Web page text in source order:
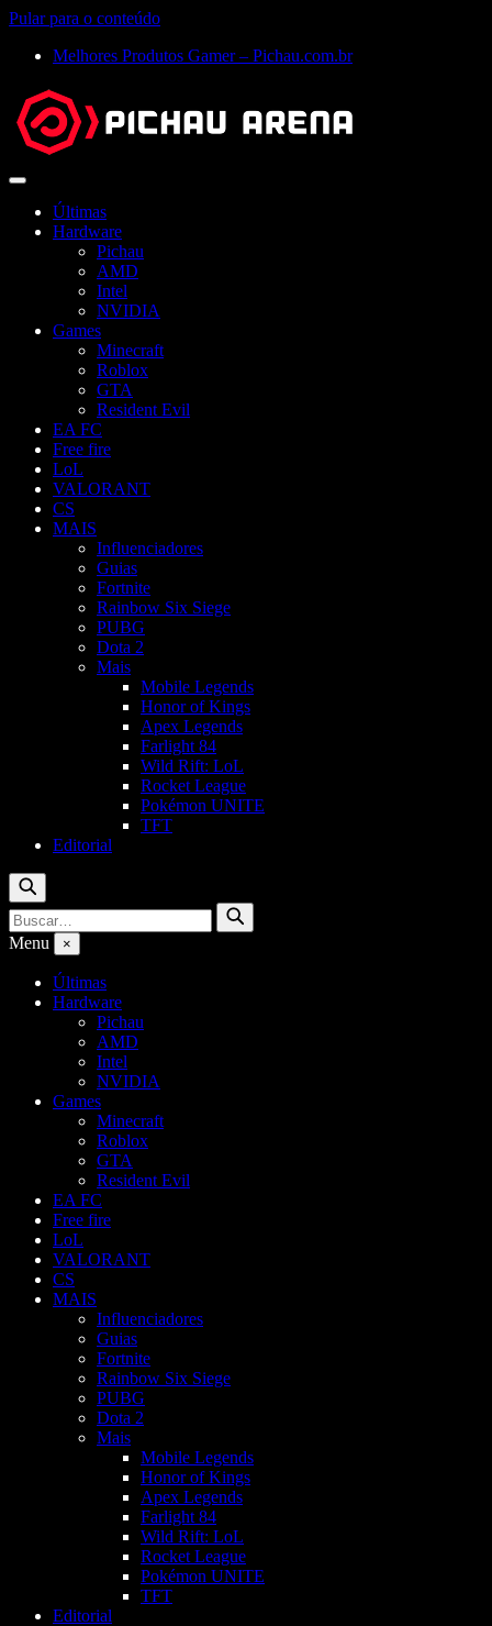
Pular para o conteúdo
Melhores Produtos Gamer – Pichau.com.br
Abrir
Últimas
Hardware
Pichau
AMD
Intel
NVIDIA
Games
Minecraft
Roblox
GTA
Resident Evil
EA FC
Free fire
LoL
VALORANT
CS
MAIS
Influenciadores
Guias
Fortnite
Rainbow Six Siege
PUBG
Dota 2
Mais
Mobile Legends
Honor of Kings
Apex Legends
Farlight 84
Wild Rift: LoL
Rocket League
Pokémon UNITE
TFT
Editorial
Buscar
Buscar
por:
Buscar
Menu ×
Últimas
Hardware
Pichau
AMD
Intel
NVIDIA
Games
Minecraft
Roblox
GTA
Resident Evil
EA FC
Free fire
LoL
VALORANT
CS
MAIS
Influenciadores
Guias
Fortnite
Rainbow Six Siege
PUBG
Dota 2
Mais
Mobile Legends
Honor of Kings
Apex Legends
Farlight 84
Wild Rift: LoL
Rocket League
Pokémon UNITE
TFT
Editorial